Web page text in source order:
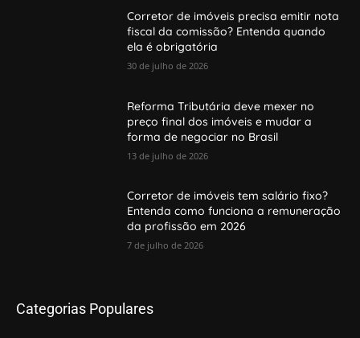
Corretor de imóveis precisa emitir nota
fiscal da comissão? Entenda quando
ela é obrigatória
30 de julho de 2026
Reforma Tributária deve mexer no
preço final dos imóveis e mudar a
forma de negociar no Brasil
13 de julho de 2026
Corretor de imóveis tem salário fixo?
Entenda como funciona a remuneração
da profissão em 2026
7 de julho de 2026
Categorias Populares